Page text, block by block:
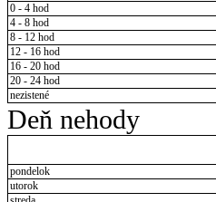
0 - 4 hod
4 - 8 hod
8 - 12 hod
12 - 16 hod
16 - 20 hod
20 - 24 hod
nezistené
Deň nehody
pondelok
utorok